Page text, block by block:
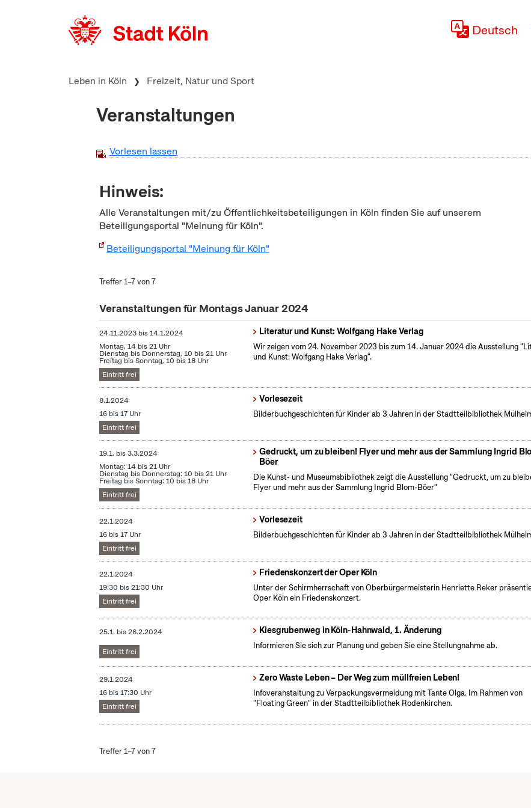
Deutsch
Leben in Köln Freizeit, Natur und Sport
Veranstaltungen
Vorlesen lassen
Hinweis:
Alle Veranstaltungen mit/zu Öffentlichkeitsbeteiligungen in Köln finden Sie auf unserem
Beteiligungsportal "Meinung für Köln".
Beteiligungsportal "Meinung für Köln"
Treffer 1–7 von 7
Veranstaltungen für Montags Januar 2024
24.11.2023 bis14.1.2024
Montag, 14 bis 21 Uhr
Dienstag bis Donnerstag, 10 bis 21 Uhr
Freitag bis Sonntag, 10 bis 18 Uhr
Eintritt frei
Literatur und Kunst: Wolfgang Hake Verlag
Wir zeigen vom 24. November 2023 bis zum 14. Januar 2024 die Ausstellung
und Kunst: Wolfgang Hake Verlag".
8.1.2024
16 bis 17 Uhr
Eintritt frei
Vorlesezeit
Bilderbuchgeschichten für Kinder ab 3 Jahren in der Stadtteilbibliothek
19.1. bis3.3.2024
Montag: 14 bis 21 Uhr
Dienstag bis Donnerstag: 10 bis 21 Uhr
Freitag bis Sonntag: 10 bis 18 Uhr
Eintritt frei
Gedruckt, um zu bleiben! Flyer und mehr aus der Sammlung Ingrid
Böer
Die Kunst- und Museumsbibliothek zeigt die Ausstellung "Gedruckt, um zu
Flyer und mehr aus der Sammlung Ingrid Blom-Böer"
22.1.2024
16 bis 17 Uhr
Eintritt frei
Vorlesezeit
Bilderbuchgeschichten für Kinder ab 3 Jahren in der Stadtteilbibliothek
22.1.2024
19:30 bis 21:30 Uhr
Eintritt frei
Friedenskonzert der Oper Köln
Unter der Schirmherrschaft von Oberbürgermeisterin Henriette Reker
Oper Köln ein Friedenskonzert.
25.1. bis26.2.2024
Eintritt frei
Kiesgrubenweg in Köln-Hahnwald, 1. Änderung
Informieren Sie sich zur Planung und geben Sie eine Stellungnahme ab.
29.1.2024
16 bis 17:30 Uhr
Eintritt frei
Zero Waste Leben – Der Weg zum müllfreien Leben!
Infoveranstaltung zu Verpackungsvermeidung mit Tante Olga. Im Rahmen von
"Floating Green" in der Stadtteilbibliothek Rodenkirchen.
Treffer 1–7 von 7